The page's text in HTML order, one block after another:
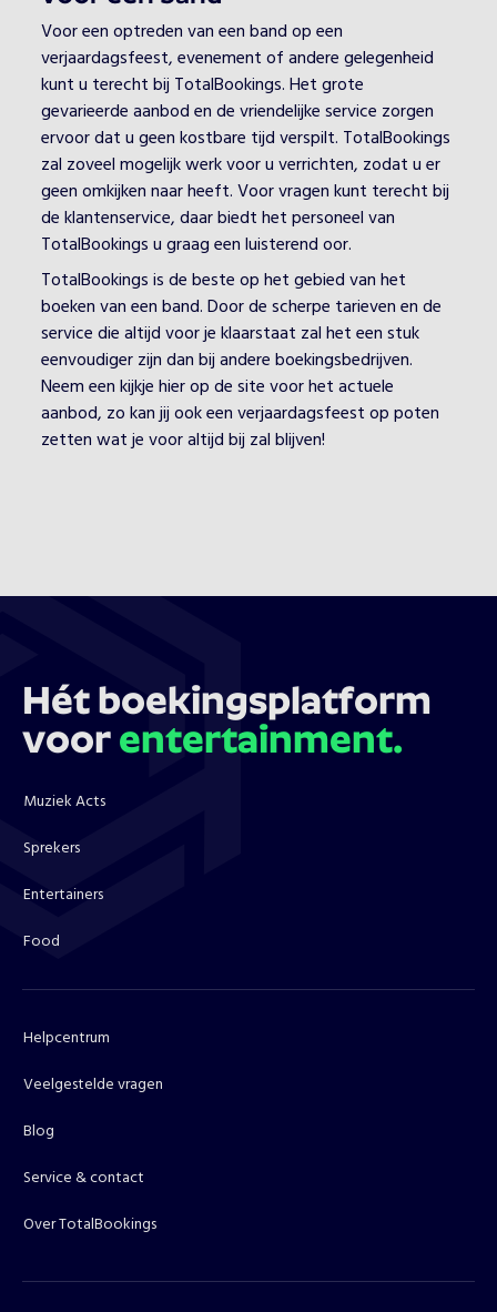
Voor een optreden van een band op een
verjaardagsfeest, evenement of andere gelegenheid
kunt u terecht bij TotalBookings. Het grote
gevarieerde aanbod en de vriendelijke service zorgen
ervoor dat u geen kostbare tijd verspilt. TotalBookings
zal zoveel mogelijk werk voor u verrichten, zodat u er
geen omkijken naar heeft. Voor vragen kunt terecht bij
de klantenservice, daar biedt het personeel van
TotalBookings u graag een luisterend oor.
TotalBookings is de beste op het gebied van het
boeken van een band. Door de scherpe tarieven en de
service die altijd voor je klaarstaat zal het een stuk
eenvoudiger zijn dan bij andere boekingsbedrijven.
Neem een kijkje hier op de site voor het actuele
aanbod, zo kan jij ook een verjaardagsfeest op poten
zetten wat je voor altijd bij zal blijven!
Hét boekingsplatform
voor entertainment.
Muziek Acts
Sprekers
Entertainers
Food
Helpcentrum
Veelgestelde vragen
Blog
Service & contact
Over TotalBookings